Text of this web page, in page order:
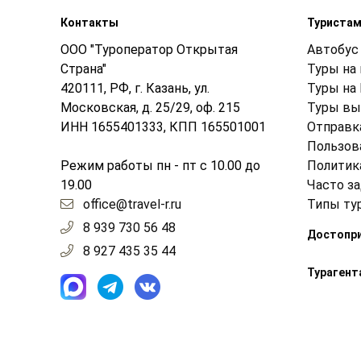
Контакты
ООО "Туроператор Открытая
Страна"
420111, РФ, г. Казань, ул.
Московская, д. 25/29, оф. 215
ИНН 1655401333, КПП 165501001
Режим работы пн - пт с 10.00 до
19.00
office@travel-r.ru
8 939 730 56 48
8 927 435 35 44
Туристам
Автобус
Туры на
Туры на
Туры
Часто
Типы